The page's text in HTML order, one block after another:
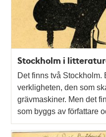
Stockholm i
Det finns två Stockholm.
verkligheten, den som
grävmaskiner. Men det
som byggs av författare